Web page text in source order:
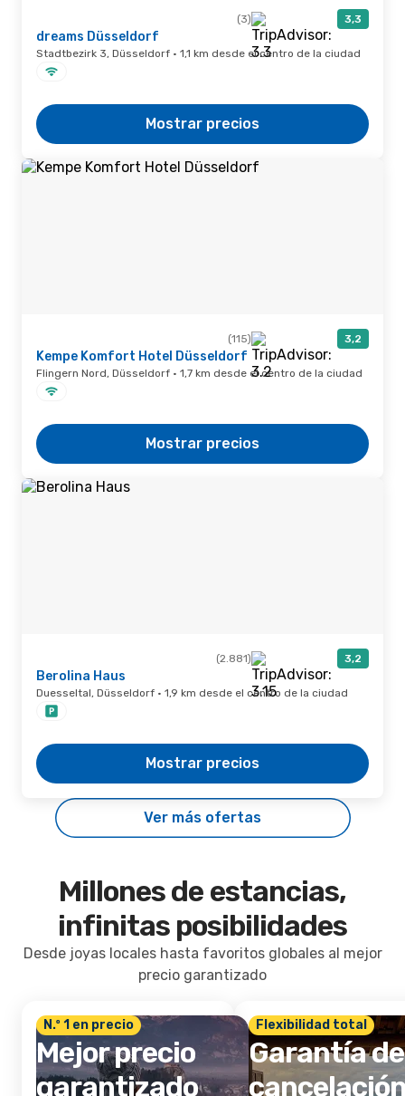
(3) 3,3
dreams Düsseldorf
Stadtbezirk 3, Düsseldorf · 1,1 km desde el centro de la ciudad
Mostrar precios
(115) 3,2
Kempe Komfort Hotel Düsseldorf
Flingern Nord, Düsseldorf · 1,7 km desde el centro de la ciudad
Mostrar precios
(2.881) 3,2
Berolina Haus
Duesseltal, Düsseldorf · 1,9 km desde el centro de la ciudad
Mostrar precios
Ver más ofertas
Millones de estancias,
infinitas posibilidades
Desde joyas locales hasta favoritos globales al mejor
precio garantizado
N.º 1 en precio
Mejor precio
garantizado
Flexibilidad total
Garantía de